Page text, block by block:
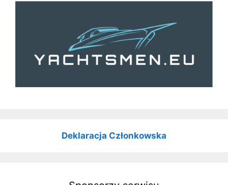
Deklaracja Członkowska